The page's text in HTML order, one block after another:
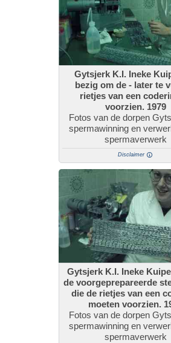
Gytsjerk K.I. Ineke
bezig om de - later te
rietjes van een
voorzien. 1979
Fotos van de dorpen
spermawinning en
spermaverwerk
Disclaimer
Gytsjerk K.I. Ineke
de voorgeprepareerde
die de rietjes van een
moeten voorzien.
Fotos van de dorpen
spermawinning en
spermaverwerk